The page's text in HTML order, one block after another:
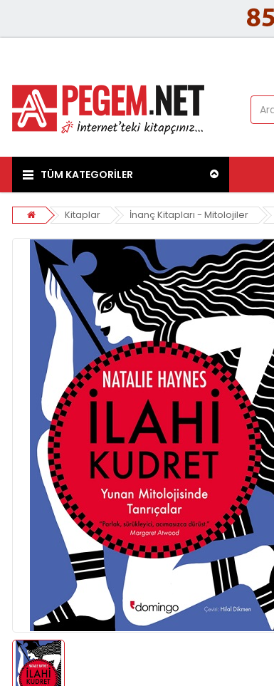
TÜM KATEGORİLER
Kitaplar İnanç Kitapları - Mitolojiler